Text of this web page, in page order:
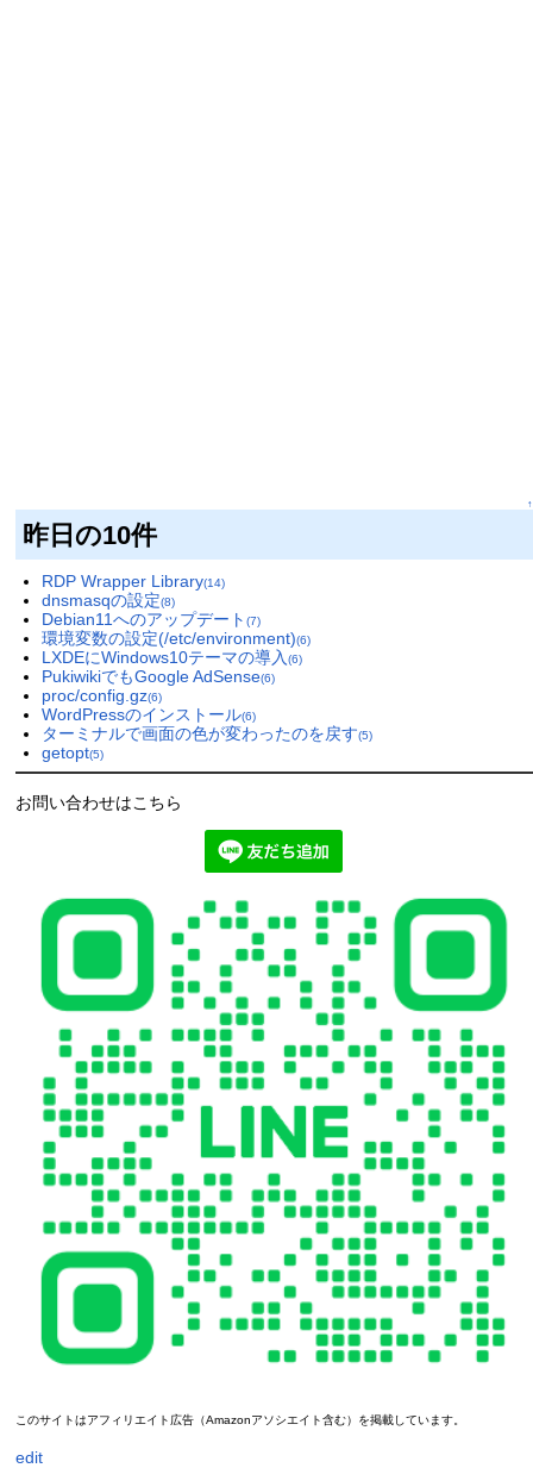
↑
昨日の10件
RDP Wrapper Library(14)
dnsmasqの設定(8)
Debian11へのアップデート (7)
環境変数の設定(/etc/environment)(6)
LXDEにWindows10テーマの導入 (6)
PukiwikiでもGoogle AdSense(6)
proc/config.gz(6)
WordPressのインストール(6)
ターミナルで画面の色が変わったのを戻す(5)
getopt(5)
お問い合わせはこちら
このサイトはアフィリエイト広告（Amazonアソシエイト含む）を掲載しています。
edit